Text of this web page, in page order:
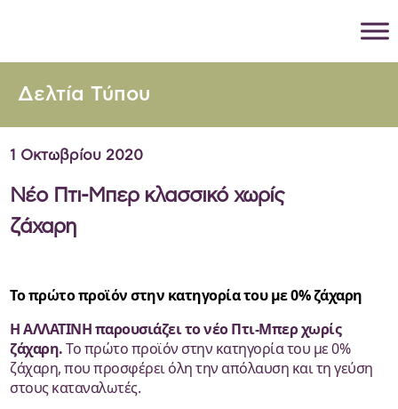
Δελτία Τύπου
1 Οκτωβρίου 2020
Νέο Πτι-Μπερ κλασσικό χωρίς
ζάχαρη
Το πρώτο προϊόν στην κατηγορία του με 0% ζάχαρη
Η ΑΛΛΑΤΙΝΗ παρουσιάζει το νέο Πτι-Μπερ χωρίς
ζάχαρη.Το πρώτο προϊόν στην κατηγορία του με 0%
ζάχαρη, που προσφέρει όλη την απόλαυση και τη γεύση
στους καταναλωτές.